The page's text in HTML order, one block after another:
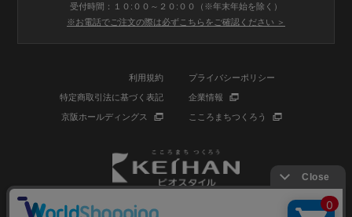
受付時間：１０:００～２０:００（※年末年始を除く）
※お電話でご注文の際は必ずこちらをご確認ください ＞
利用規約 プライバシーポリシー
特定商取引法に基づく表記 企業情報
京阪ホールディングス こころまちつくろう
© BIOSTYLE Co.,Ltd. All rights reserved.